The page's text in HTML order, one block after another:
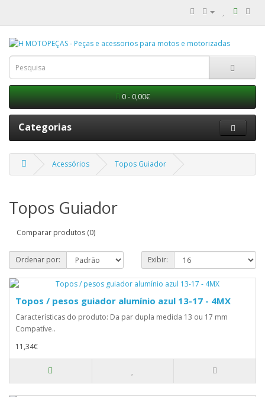
0 - 0,00€
Categorias
Acessórios Topos Guiador
Topos Guiador
Comparar produtos (0)
Ordenar por: Exibir:
Topos / pesos guiador alumínio azul 13-17 - 4MX
Características do produto: Da par dupla medida 13 ou 17 mm
Compatíve..
11,34€